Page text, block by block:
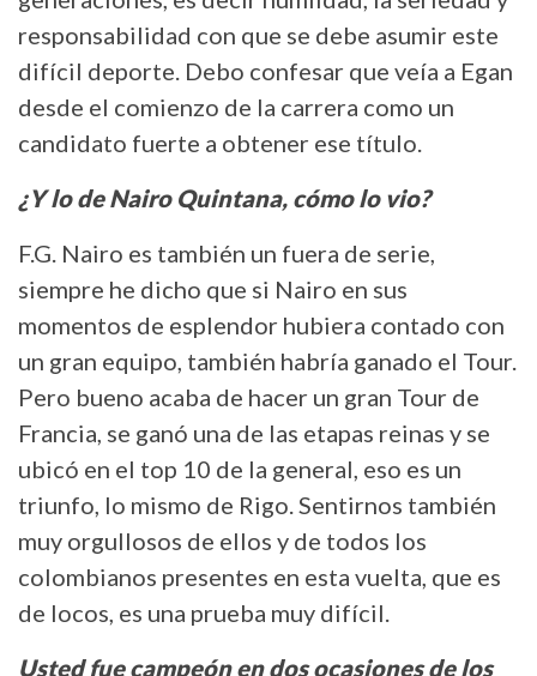
responsabilidad con que se debe asumir este
difícil deporte. Debo confesar que veía a Egan
desde el comienzo de la carrera como un
candidato fuerte a obtener ese título.
¿Y lo de Nairo Quintana, cómo lo vio?
F.G. Nairo es también un fuera de serie,
siempre he dicho que si Nairo en sus
momentos de esplendor hubiera contado con
un gran equipo, también habría ganado el Tour.
Pero bueno acaba de hacer un gran Tour de
Francia, se ganó una de las etapas reinas y se
ubicó en el top 10 de la general, eso es un
triunfo, lo mismo de Rigo. Sentirnos también
muy orgullosos de ellos y de todos los
colombianos presentes en esta vuelta, que es
de locos, es una prueba muy difícil.
Usted fue campeón en dos ocasiones de los